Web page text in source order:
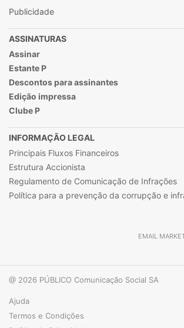
Publicidade
ASSINATURAS
Assinar
Estante P
Descontos para assinantes
Edição impressa
Clube P
INFORMAÇÃO LEGAL
Principais Fluxos Financeiros
Estrutura Accionista
Regulamento de Comunicação de Infrações
Política para a prevenção da corrupção e
EMAIL
@ 2026 PÚBLICO Comunicação Social SA
Ajuda
Termos e Condições